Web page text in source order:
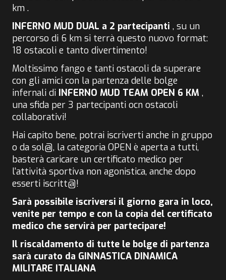
km .
INFERNO MUD DUAL a 2 partecipanti , su un
percorso di 6 km si terrà questo nuovo format:
18 ostacoli e tanto divertimento!
Moltissimo fango e tanti ostacoli da superare
con gli amici con la partenza delle bolge
infernali di INFERNO MUD TEAM OPEN 6 KM ,
una sfida per 3 partecipanti ocn ostacoli
collaborativi!
Hai capito bene, potrai iscriverti anche in gruppo
o da sol@, la categoria OPEN è aperta a tutti,
basterà caricare un certificato medico per
l'attività sportiva non agonistica, anche dopo
esserti iscritt@!
Sarà possibile iscriversi il giorno gara in loco,
venite per tempo e con la copia del certificato
medico che servirà per partecipare!
Il riscaldamento di tutte le bolge di partenza
sarà curato da GINNASTICA DINAMICA
MILITARE ITALIANA